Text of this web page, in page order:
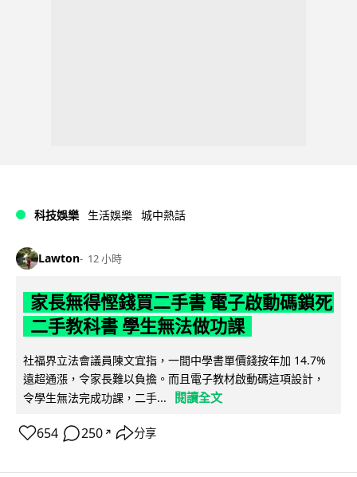
科技娛樂 生活娛樂 城中熱話
Lawton 12 小時
家長無得慳錢買二手書 電子啟動碼鎖死
二手教科書 學生無法做功課
社福界立法會議員陳文宜指，一間中學書單價錢按年加 14.7%
遠超通漲，令家長難以負擔。而且電子教材啟動碼這項設計，
令學生無法完成功課，二手...
閱讀全文
654 250 ↗ 分享